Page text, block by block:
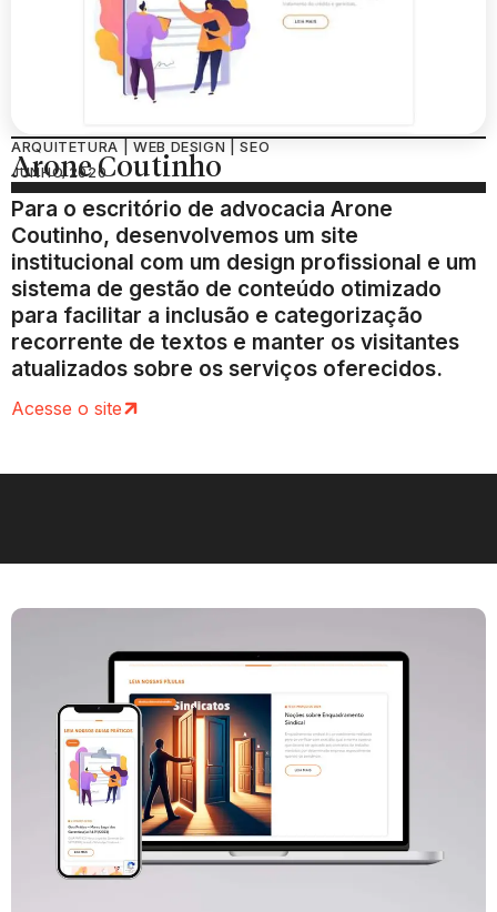
ARQUITETURA | WEB DESIGN | SEO
Arone Coutinho
JUNHO/2020
Para o escritório de advocacia Arone
Coutinho, desenvolvemos um site
institucional com um design profissional e um
sistema de gestão de conteúdo otimizado
para facilitar a inclusão e categorização
recorrente de textos e manter os visitantes
atualizados sobre os serviços oferecidos.
Acesse o site